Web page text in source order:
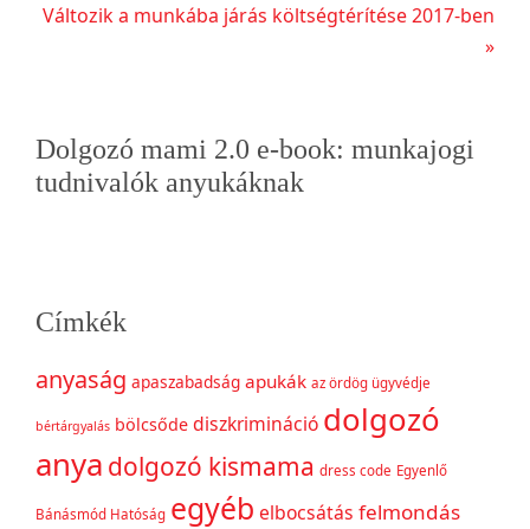
bejegyzés
Következő
Változik a munkába járás költségtérítése 2017-ben
»
Elsődleges
oldalsáv
Dolgozó mami 2.0 e-book: munkajogi
tudnivalók anyukáknak
Címkék
anyaság apaszabadság apukák az ördög ügyvédje
bértárgyalás bölcsőde diszkrimináció dolgozó
anya dolgozó kismama dress code Egyenlő
Bánásmód Hatóság egyéb elbocsátás felmondás